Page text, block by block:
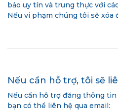
bảo uy tín và trung thực với
Nếu vi phạm chúng tôi sẽ xóa
Nếu cần hỗ trợ, tôi sẽ
Nếu cần hỗ trợ đăng thông tin
bạn có thể liên hệ qua email: